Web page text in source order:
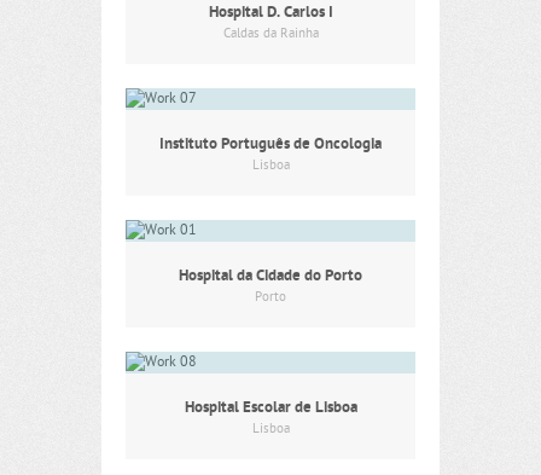
Hospital D. Carlos I
Caldas da Rainha
Instituto Português de Oncologia
Lisboa
Hospital da Cidade do Porto
Porto
Hospital Escolar de Lisboa
Lisboa